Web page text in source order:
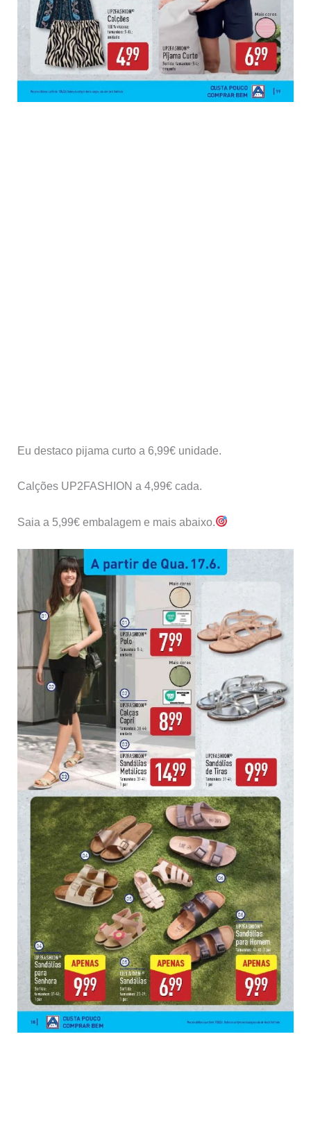
Eu destaco pijama curto a 6,99€ unidade.
Calções UP2FASHION a 4,99€ cada.
Saia a 5,99€ embalagem e mais abaixo.